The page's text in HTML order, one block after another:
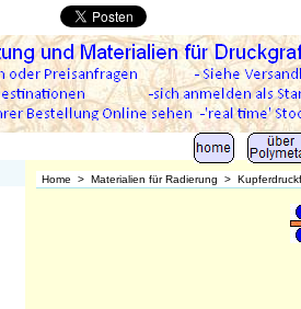
Home > Materialien für Radierung >